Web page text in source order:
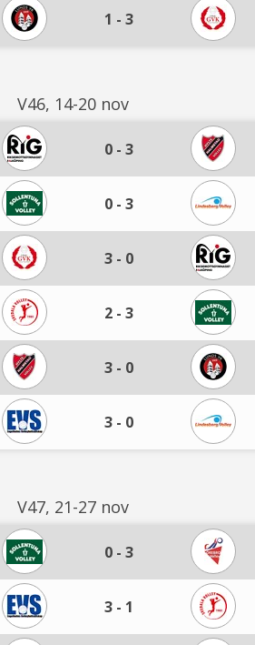
1 - 3
V46, 14-20 nov
0 - 3
0 - 3
3 - 0
2 - 3
3 - 0
3 - 0
V47, 21-27 nov
0 - 3
3 - 1